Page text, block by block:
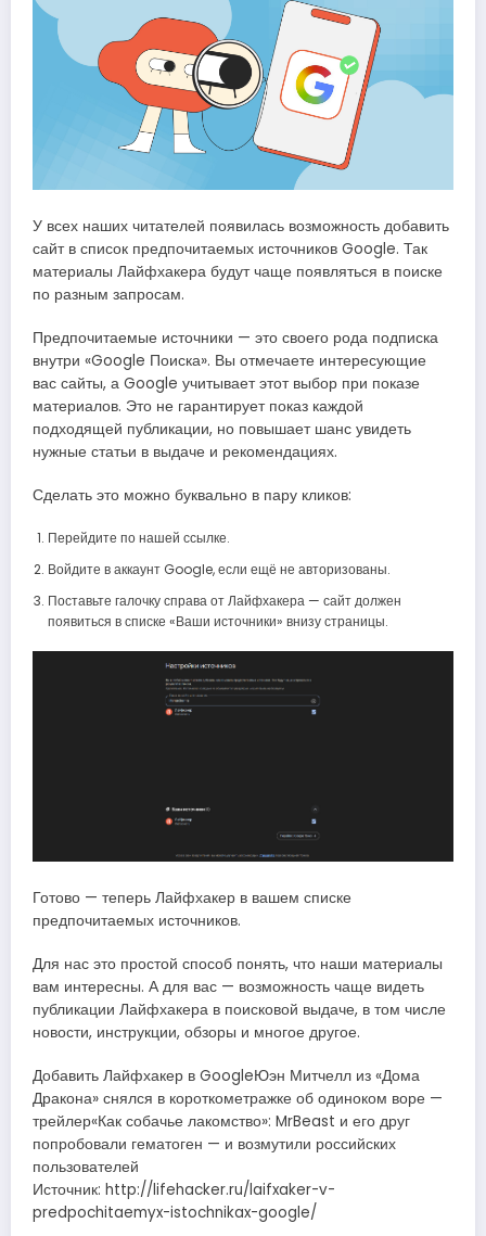
У всех наших читателей появилась возможность добавить
сайт в список предпочитаемых источников Google. Так
материалы Лайфхакера будут чаще появляться в поиске
по разным запросам.
Предпочитаемые источники — это своего рода подписка
внутри «Google Поиска». Вы отмечаете интересующие
вас сайты, а Google учитывает этот выбор при показе
материалов. Это не гарантирует показ каждой
подходящей публикации, но повышает шанс увидеть
нужные статьи в выдаче и рекомендациях.
Сделать это можно буквально в пару кликов:
Перейдите по нашей ссылке.
Войдите в аккаунт Google, если ещё не авторизованы.
Поставьте галочку справа от Лайфхакера — сайт должен
появиться в списке «Ваши источники» внизу страницы.
Готово — теперь Лайфхакер в вашем списке
предпочитаемых источников.
Для нас это простой способ понять, что наши материалы
вам интересны. А для вас — возможность чаще видеть
публикации Лайфхакера в поисковой выдаче, в том числе
новости, инструкции, обзоры и многое другое.
Добавить Лайфхакер в GoogleЮэн Митчелл из «Дома
Дракона» снялся в короткометражке об одиноком воре —
трейлер«Как собачье лакомство»: MrBeast и его друг
попробовали гематоген — и возмутили российских
пользователей
Источник: http://lifehacker.ru/laifxaker-v-
predpochitaemyx-istochnikax-google/